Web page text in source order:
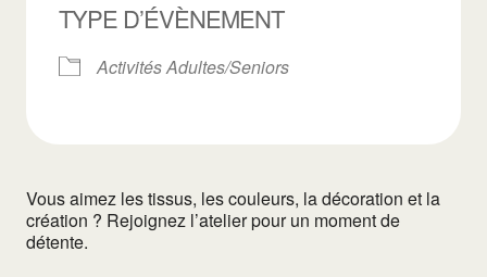
TYPE D’ÉVÈNEMENT
Activités Adultes/Seniors
Vous aimez les tissus, les couleurs, la décoration et la
création ? Rejoignez l’atelier pour un moment de
détente.